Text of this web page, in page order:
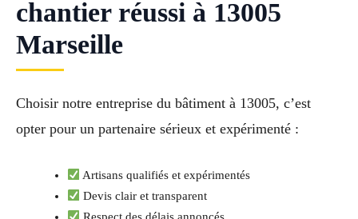
chantier réussi à 13005
Marseille
Choisir notre entreprise du bâtiment à 13005, c’est
opter pour un partenaire sérieux et expérimenté :
Artisans qualifiés et expérimentés
Devis clair et transparent